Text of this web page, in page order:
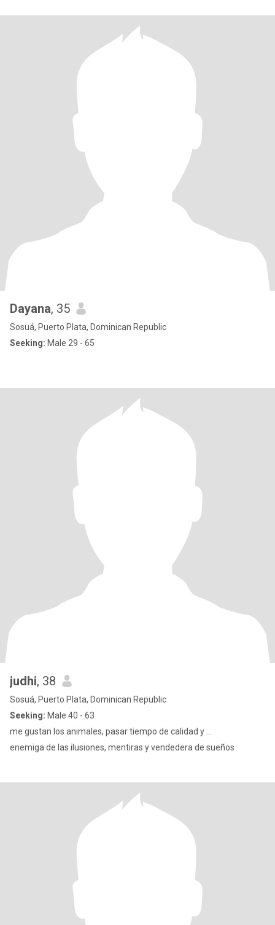
Dayana, 35
Sosuá, Puerto Plata, Dominican Republic
Seeking: Male 29 - 65
judhi, 38
Sosuá, Puerto Plata, Dominican Republic
Seeking: Male 40 - 63
me gustan los animales, pasar tiempo de calidad y ...
enemiga de las ilusiones, mentiras y vendedera de sueños